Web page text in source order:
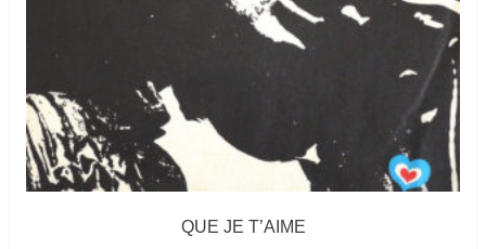
QUE JE T’AIME